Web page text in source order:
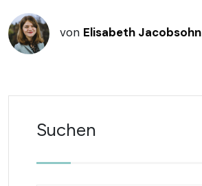
von Elisabeth Jacobsohn
Suchen